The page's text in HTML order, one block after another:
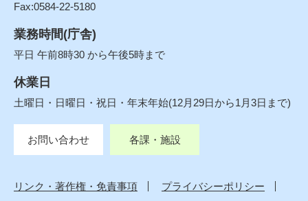
Fax:0584-22-5180
業務時間(庁舎)
平日 午前8時30 から午後5時まで
休業日
土曜日・日曜日・祝日・年末年始(12月29日から1月3日まで)
お問い合わせ 各課・施設
リンク・著作権・免責事項 プライバシーポリシー